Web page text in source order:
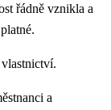
řádně vznikla a
a